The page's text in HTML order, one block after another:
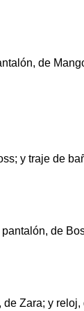
de
y traje de
de
de Zara; y